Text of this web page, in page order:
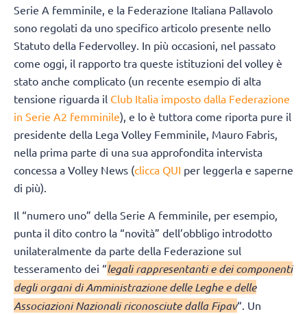
Serie A femminile, e la Federazione Italiana Pallavolo
sono regolati da uno specifico articolo presente nello
Statuto della Federvolley. In più occasioni, nel passato
come oggi, il rapporto tra queste istituzioni del volley è
stato anche complicato (un recente esempio di alta
tensione riguarda il Club Italia imposto dalla Federazione
in Serie A2 femminile), e lo è tuttora come riporta pure il
presidente della Lega Volley Femminile, Mauro Fabris,
nella prima parte di una sua approfondita intervista
concessa a Volley News (clicca QUI per leggerla e saperne
di più).
Il “numero uno” della Serie A femminile, per esempio,
punta il dito contro la “novità” dell’obbligo introdotto
unilateralmente da parte della Federazione sul
tesseramento dei “legali rappresentanti e dei componenti
degli organi di Amministrazione delle Leghe e delle
Associazioni Nazionali riconosciute dalla Fipav“. Un